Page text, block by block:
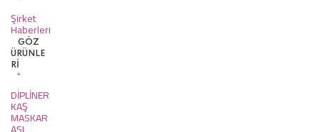
Şirket
Haberleri
GÖZ
ÜRÜNLE
Rİ
DİPLİNER
KAŞ
MASKAR